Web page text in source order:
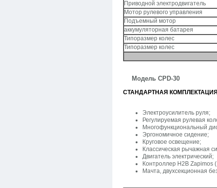
Приводной электродвигатель
Мотор рулевого управления
Подъемный мотор
аккумуляторная батарея
Типоразмер колес
Типоразмер колес
Модель CPD-30
СТАНДАРТНАЯ
Электроусилитель руля;
Регулируемая рулевая
Многофункциональный
Эргономичное сидение;
Круговое освещение;
Классическая рычажная
Двигатель электрический;
Контроллер H2B Zapimos
Мачта, двухсекционная